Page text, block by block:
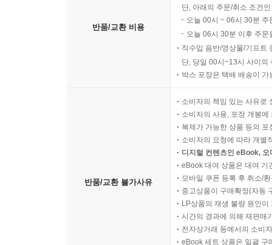
반품/교환 비용
단, 아래의 주문/취소 조건
오늘 00시 ~ 06시 30분
오늘 06시 30분 이후 주
직수입 음반/영상물/기프트
단, 당일 00시~13시 사이의
박스 포장은 택배 배송이
반품/교환 불가사유
소비자의 책임 있는 사유로
소비자의 사용, 포장 개봉
복제가 가능한 상품 등의
소비자의 요청에 따라 개별
디지털 컨텐츠인 eBook,
eBook 대여 상품은 대여 기
모바일 쿠폰 등록 후 취소/
중고상품이 구매확정(자동
LP상품의 재생 불량 원인
시간의 경과에 의해 재판매
전자상거래 등에서의 소비
eBook 세트 상품은 일괄 구